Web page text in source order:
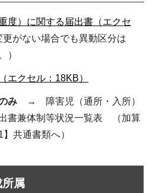
度）に関する届出書（エクセ
がない場合でも異動区分は
）
エクセル：18KB）
のみ
→ 障害児（通所・入所）
書兼体制等状況一覧表 （加算
共通書類へ）
所属